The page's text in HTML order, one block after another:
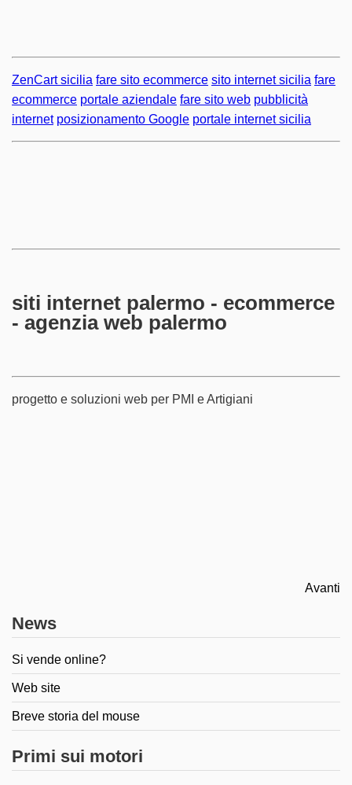
ZenCart sicilia fare sito ecommerce sito internet sicilia fare
ecommerce portale aziendale fare sito web pubblicità
internet posizionamento Google portale internet sicilia
siti internet palermo - ecommerce
- agenzia web palermo
progetto e soluzioni web per PMI e Artigiani
Avanti
News
Si vende online?
Web site
Breve storia del mouse
Primi sui motori